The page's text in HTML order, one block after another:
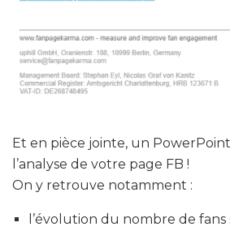
Et en pièce jointe, un
l’analyse de votre page FB !
On y retrouve notamment :
l’évolution du nombre de fans